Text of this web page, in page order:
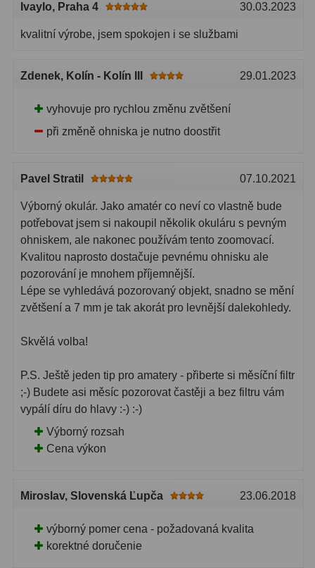
Príslušenstvo
Čidlá2
Teplomery a vlhkomery15
Foto stativy10
Lupy69
Ivaylo, Praha 4 30.03.2023
kvalitní výrobe, jsem spokojen i se službami
Zdenek, Kolín - Kolín III 29.01.2023
vyhovuje pro rychlou změnu zvětšení
při změně ohniska je nutno doostřit
Pavel Stratil 07.10.2021
Výborný okulár. Jako amatér co neví co vlastně bude
potřebovat jsem si nakoupil několik okuláru s pevným
ohniskem, ale nakonec používám tento zoomovací.
Kvalitou naprosto dostačuje pevnému ohnisku ale
pozorování je mnohem příjemnější.
Lépe se vyhledává pozorovaný objekt, snadno se mění
zvětšení a 7 mm je tak akorát pro levnější dalekohledy.
Skvělá volba!
P.S. Ještě jeden tip pro amatery - přiberte si měsíční filtr
;-) Budete asi měsíc pozorovat častěji a bez filtru vám
vypálí díru do hlavy :-) :-)
Výborný rozsah
Cena výkon
Miroslav, Slovenská Ľupča 23.06.2018
výborný pomer cena - požadovaná kvalita
korektné doručenie